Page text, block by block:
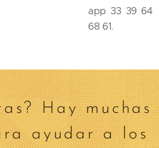
app 33 39 64
68 61.
Hay muchas
ayudar a los